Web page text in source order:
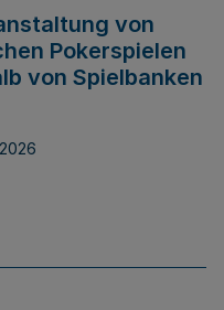
von
Pokerspielen
von Spielbanken